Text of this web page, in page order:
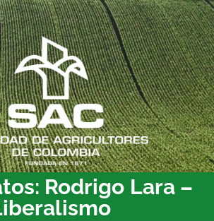
Rodrigo Lara –